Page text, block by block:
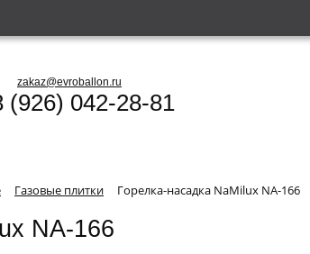
zakaz@evroballon.ru
(926) 042-28-81
Газовые плитки Горелка-насадка NaMilux NA-166
NA-166